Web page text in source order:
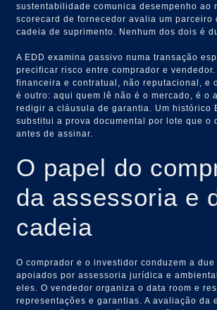
sustentabilidade comunica desempenho ao
scorecard de fornecedor avalia um parceiro
cadeia de suprimento. Nenhum dos dois é
A EDD examina passivo numa transação
precificar risco entre comprador e
financeira e contratual, não reputacional, e
é outro: aqui quem lê não é o mercado, é o
redigir a cláusula de garantia. Um histórico
substitui a prova documental por lote que o
antes de assinar.
O papel do
da assessoria e
cadeia
O comprador e o investidor conduzem a due
apoiados por assessoria jurídica e
eles. O vendedor organiza o data room e
representações e garantias. A avaliação da